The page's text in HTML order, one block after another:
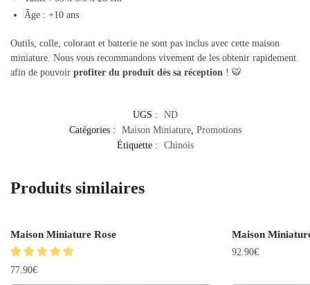
Âge : +10 ans
Outils, colle, colorant et batterie ne sont pas inclus avec cette maison
miniature. Nous vous recommandons vivement de les obtenir rapidement
afin de pouvoir profiter du produit dès sa réception ! 🐯
UGS :
ND
Catégories :
Maison Miniature, Promotions
Étiquette :
Chinois
Produits similaires
Maison Miniature Rose
77.90€
Maison
92.90€